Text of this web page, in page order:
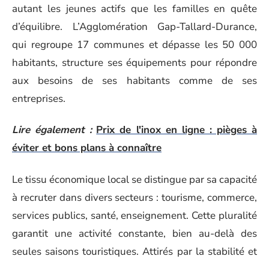
autant les jeunes actifs que les familles en quête
d’équilibre. L’Agglomération Gap-Tallard-Durance,
qui regroupe 17 communes et dépasse les 50 000
habitants, structure ses équipements pour répondre
aux besoins de ses habitants comme de ses
entreprises.
Lire également : Prix de l'inox en ligne : pièges à
éviter et bons plans à connaître
Le tissu économique local se distingue par sa capacité
à recruter dans divers secteurs : tourisme, commerce,
services publics, santé, enseignement. Cette pluralité
garantit une activité constante, bien au-delà des
seules saisons touristiques. Attirés par la stabilité et